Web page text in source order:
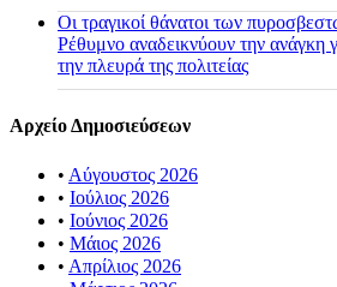
Οι τραγικοί θάνατοι των
Ρέθυμνο αναδεικνύουν την
την πλευρά της πολιτείας
Αρχείο Δημοσιεύσεων
• Αύγουστος 2026
• Ιούλιος 2026
• Ιούνιος 2026
• Μάιος 2026
• Απρίλιος 2026